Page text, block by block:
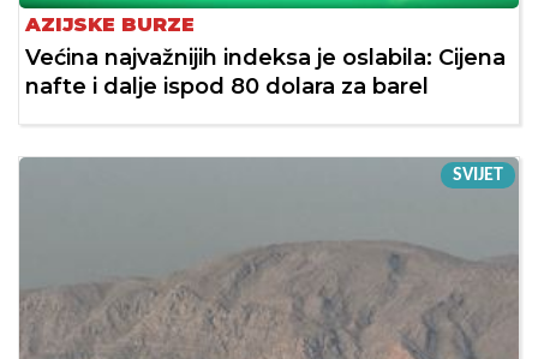
AZIJSKE BURZE
Većina najvažnijih indeksa je oslabila: Cijena
nafte i dalje ispod 80 dolara za barel
SVIJET